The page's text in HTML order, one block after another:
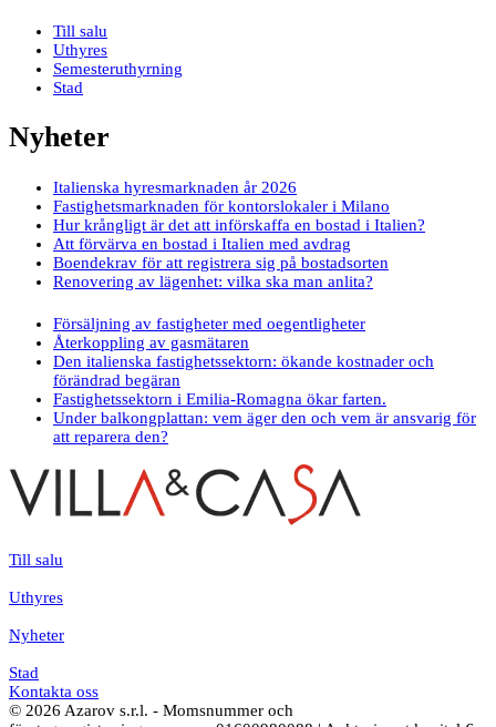
Till salu
Uthyres
Semesteruthyrning
Stad
Nyheter
Italienska hyresmarknaden år 2026
Fastighetsmarknaden för kontorslokaler i Milano
Hur krångligt är det att införskaffa en bostad i Italien?
Att förvärva en bostad i Italien med avdrag
Boendekrav för att registrera sig på bostadsorten
Renovering av lägenhet: vilka ska man anlita?
Försäljning av fastigheter med oegentligheter
Återkoppling av gasmätaren
Den italienska fastighetssektorn: ökande kostnader och
förändrad begäran
Fastighetssektorn i Emilia-Romagna ökar farten.
Under balkongplattan: vem äger den och vem är ansvarig för
att reparera den?
Till salu
Uthyres
Nyheter
Stad
Kontakta oss
© 2026 Azarov s.r.l. - Momsnummer och